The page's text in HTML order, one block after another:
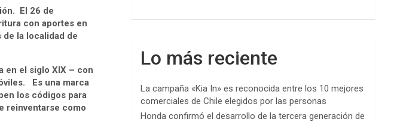
El 26 de
con aportes en
la localidad de
en el siglo XIX – con
Es una marca
los códigos para
reinventarse como
Lo más reciente
La campaña «Kia In» es reconocida entre los 10 mejores
comerciales de Chile elegidos por las personas
Honda confirmó el desarrollo de la tercera generación de